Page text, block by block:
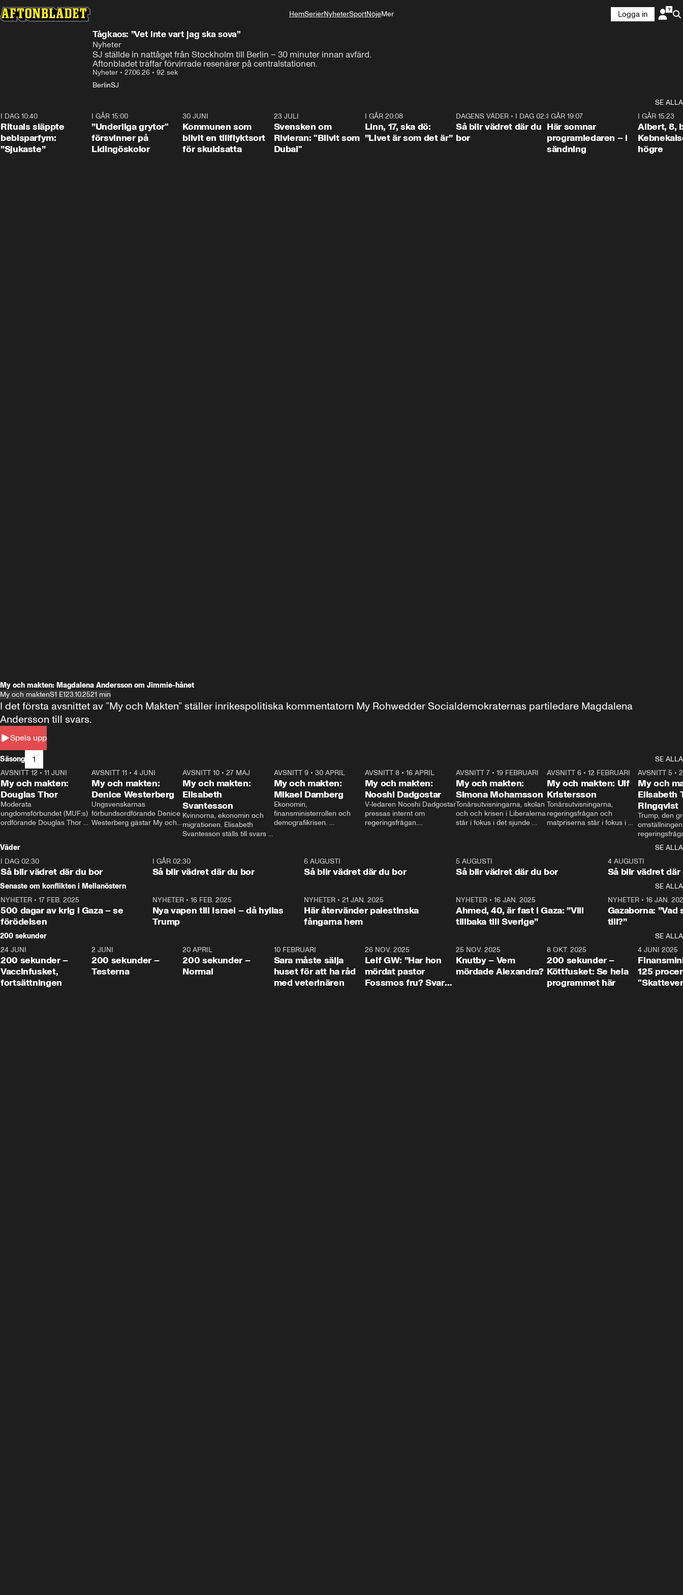
HemSerierNyheterSportNöjeMer
Logga in
Tågkaos: ”Vet inte vart jag ska sova”
Nyheter
SJ ställde in nattåget från Stockholm till Berlin – 30 minuter innan avfärd.
Aftonbladet träffar förvirrade resenärer på centralstationen.
Nyheter • 27.06.26 • 92 sek
BerlinSJ
SE ALLA
I DAG 10:40
Rituals släppte
bebisparfym:
”Sjukaste”
1:07
I GÅR 15:00
”Underliga grytor"
försvinner på
Lidingöskolor
30 JUNI
Kommunen som
blivit en tillflyktsort
för skuldsatta
23 JULI
Svensken om
Rivieran: "Blivit som
Dubai"
I GÅR 20:08
Linn, 17, ska dö:
”Livet är som det är”
1:06
DAGENS VÄDER• I DAG 02:30
Så blir vädret där du
bor
I GÅR 19:07
Här somnar
programledaren – i
sändning
I GÅR 15:23
Albert, 8,
högre
My och makten: Magdalena Andersson om Jimmie-hånet
My och maktenS1 E123.10.2521 min
Spela upp
I det första avsnittet av ”My och Makten” ställer inrikespolitiska kommentatorn My Rohwedder Socialdemokraternas partiledare Magdalena
Andersson till svars.
Säsong 1
SE ALLA
26:27
AVSNITT 12 • 11 JUNI
My och makten:
Douglas Thor
Moderata
ungdomsförbundet (MUF:s)
ordförande Douglas Thor
tonårsutvisningarna och hur
Moderaterna ska locka
väljare till valet i höst.
23:40
AVSNITT 11 •4 JUNI
My och makten:
Denice Westerberg
Ungsvenskarnas
förbundsordförande Denice
Westerberg gästar My och
AVSNITT 10 •27 MAJ
My och makten:
Elisabeth
Svantesson
Kvinnorna, ekonomin och
migrationen. Elisabeth
Svantesson ställs till svars
AVSNITT 9• 30 APRIL
My och makten:
Mikael Damberg
Ekonomin,
finansministerrollen och
demografikrisen.
och Makten.
AVSNITT 8• 16 APRIL
My och makten:
Nooshi Dadgostar
V-ledaren Nooshi Dadgostar
pressas internt om
regeringsfrågan.
– Vi ställer upp i val. Ska vi
vara med så sitter vi förstås
24:30
AVSNITT 7• 19 FEBRUARI
My och makten:
Simona Mohamsson
Tonårsutvisningarna, skolan
och och krisen i Liberalerna
står i fokus i det sjunde
kommentator My
Rohwedder ställer
utbildnings- och
Mohamsson till svars.
27:30
AVSNITT 6 •12 FEBRUARI
My och makten: Ulf
Kristersson
Tonårsutvisningarna,
regeringsfrågan och
matpriserna står i fokus i
Rohwedder ställer
statsminister Ulf Kristersson
AVSNITT 5 •
My och
Elisabeth
Ringqvist
Trump, den
centrum i
avsnittet av
Makten”. Se
Aftonbladets
Rohwedder
Thand Ring
Väder
SE ALLA
I DAG 02:30
Så blir vädret där du bor
1:06
I GÅR 02:30
Så blir vädret där du bor
6 AUGUSTI
Så blir vädret där du bor
5 AUGUSTI
Så blir vädret där du bor
4 AUGUSTI
Så blir vädret där
Senaste om konflikten i Mellanöstern
SE ALLA
NYHETER • 17 FEB. 2025
500 dagar av krig i Gaza – se
förödelsen
NYHETER• 16 FEB. 2025
Nya vapen till Israel – då hyllas
Trump
NYHETER •21 JAN. 2025
Här återvänder palestinska
fångarna hem
NYHETER• 16 JAN. 2025
Ahmed, 40, är fast i Gaza: ”Vill
tillbaka till Sverige”
NYHETER• 16 JAN.
Gazaborna:
till?”
200 sekunder
SE ALLA
5:00
24 JUNI
200 sekunder –
Vaccinfusket,
fortsättningen
4:23
2 JUNI
200 sekunder –
Testerna
20 APRIL
200 sekunder –
Normal
10 FEBRUARI
Sara måste sälja
huset för att ha råd
med veterinären
26 NOV. 2025
Leif GW: ”Har hon
mördat pastor
Fossmos fru? Svar
31:05
25 NOV. 2025
Knutby – Vem
mördade Alexandra?
4:29
8 OKT. 2025
200 sekunder –
Köttfusket: Se hela
programmet här
4 JUNI 2025
125